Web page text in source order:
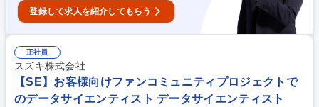
登録して求人を紹介してもらう
正社員
スズキ株式会社
【SE】お客様向けファンコミュニティプロジェクトで
のデータサイエンティスト データサイエンティスト